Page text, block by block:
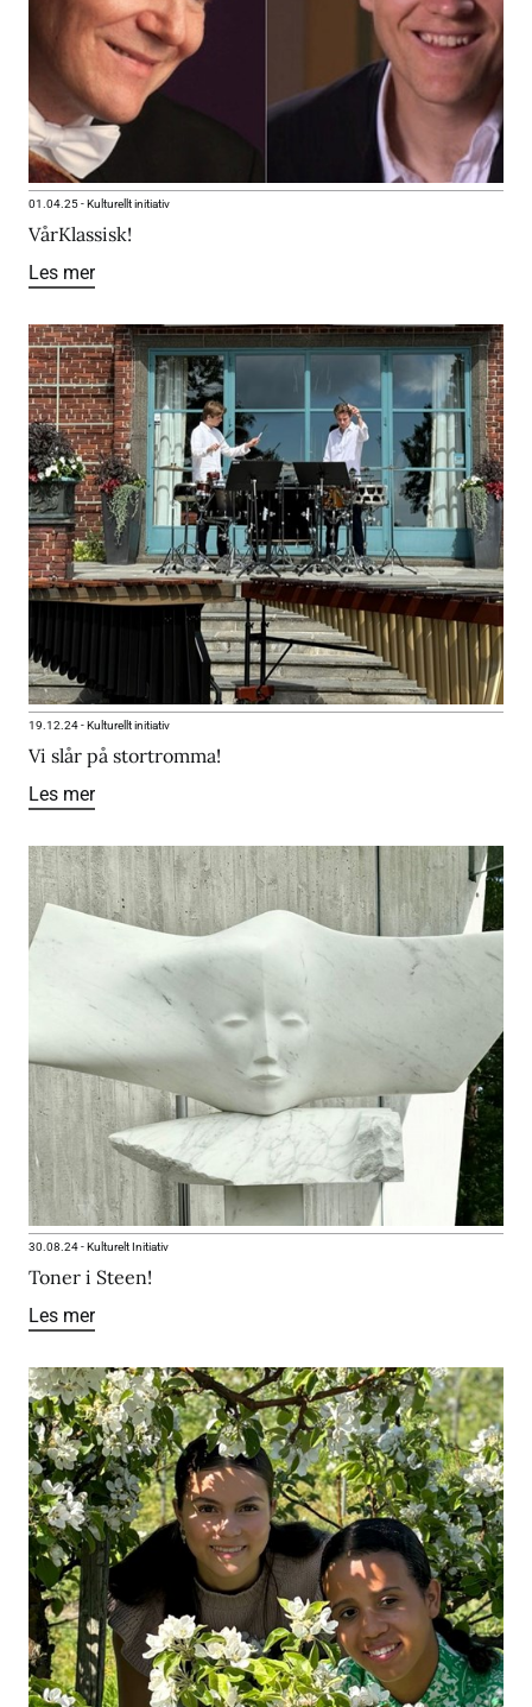
01.04.25-Kulturellt initiativ
VårKlassisk!
Les mer
19.12.24-Kulturellt initiativ
Vi slår på stortromma!
Les mer
30.08.24-Kulturelt Initiativ
Toner i Steen!
Les mer